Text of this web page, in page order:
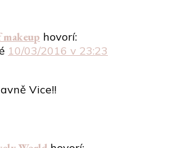
hovorí:
10/03/2016 v 23:23
Vice!!